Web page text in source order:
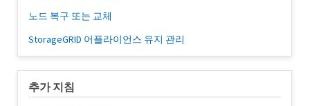
노드 복구 또는 교체
StorageGRID 어플라이언스 유지 관리
추가 지침